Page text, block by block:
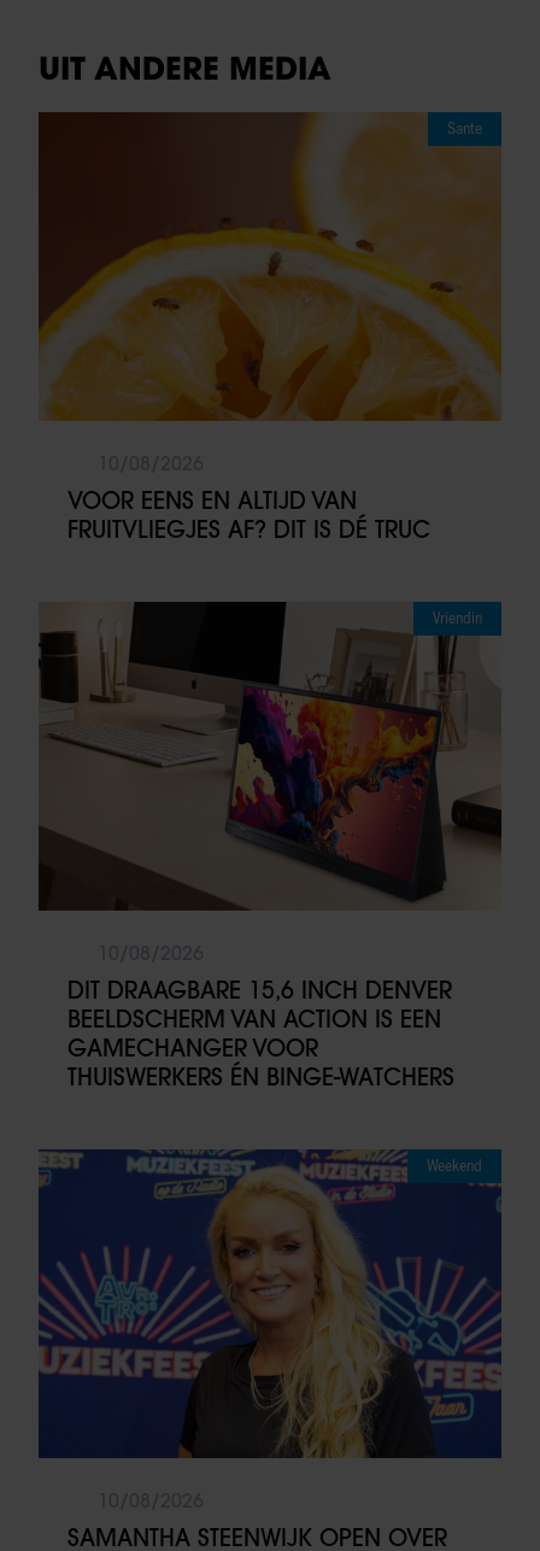
UIT ANDERE MEDIA
Sante
VOOR EENS EN ALTIJD VAN
FRUITVLIEGJES AF? DIT IS DÉ TRUC
Vriendin
DIT DRAAGBARE 15,6 INCH DENVER
BEELDSCHERM VAN ACTION IS EEN
GAMECHANGER VOOR
THUISWERKERS ÉN BINGE-WATCHERS
Weekend
SAMANTHA STEENWIJK OPEN OVER